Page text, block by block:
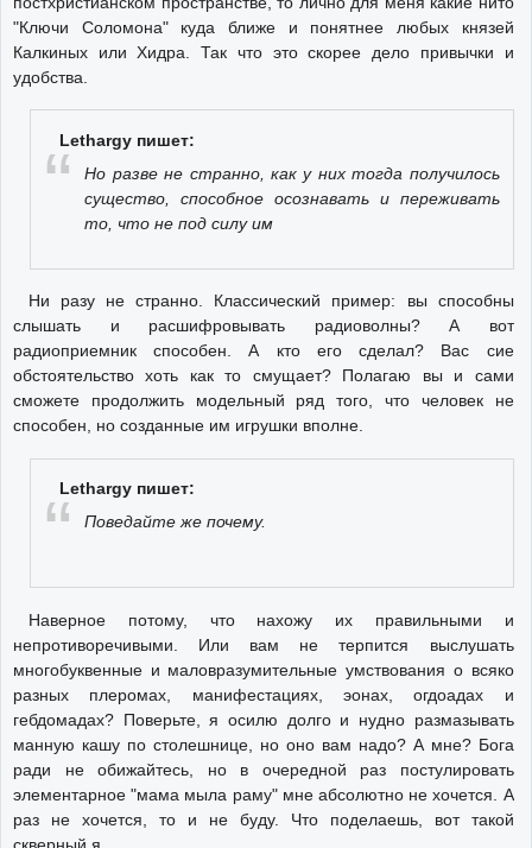
"Ключи Соломона" куда ближе и понятнее любых князей
Калкиных или Хидра. Так что это скорее дело привычки и
удобства.
Lethargy пишет:
Но разве не странно, как у них тогда получилось
существо, способное осознавать и переживать
то, что не под силу им
Ни разу не странно. Классический пример: вы способны
слышать и расшифровывать радиоволны? А вот
радиоприемник способен. А кто его сделал? Вас сие
обстоятельство хоть как то смущает? Полагаю вы и сами
сможете продолжить модельный ряд того, что человек не
способен, но созданные им игрушки вполне.
Lethargy пишет:
Поведайте же почему.
Наверное потому, что нахожу их правильными и
непротиворечивыми. Или вам не терпится выслушать
многобуквенные и маловразумительные умствования о всяко
разных плеромах, манифестациях, эонах, огдоадах и
гебдомадах? Поверьте, я осилю долго и нудно размазывать
манную кашу по столешнице, но оно вам надо? А мне? Бога
ради не обижайтесь, но в очередной раз постулировать
элементарное "мама мыла раму" мне абсолютно не хочется. А
раз не хочется, то и не буду. Что поделаешь, вот такой
скверный я.